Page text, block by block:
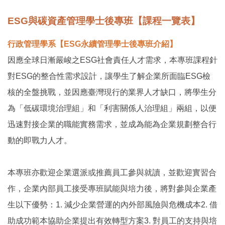
ESG與碳資產管理學士後專班【課程一覽表】
行政管理學系【ESG永續管理學士後專班介紹】
因應全球日漸嚴峻之ESG社會責任人才需求，本專班課程針
對ESG的整合性需求設計，讓學生了解企業所面臨ESG檢
核的全盤挑戰，並因應臺灣現行的業界人才缺口，將學生分
為「低碳環境治理組」和「利害關係人治理組」兩組，以便
迅速對接企業的職能實務需求，並成為能為企業規劃整合行
動的即戰力人才。
本專班亦歡迎企業選派或推薦員工參與就讀，並歡迎實習合
作，企業內部員工接受專班賦能與培力後，將對參與企業產
生以下優勢：1. 減少企業營運的內外部風險與危機成本2. 借
助成功範本協助企業提出有效轉型方案3. 對員工的支持與培